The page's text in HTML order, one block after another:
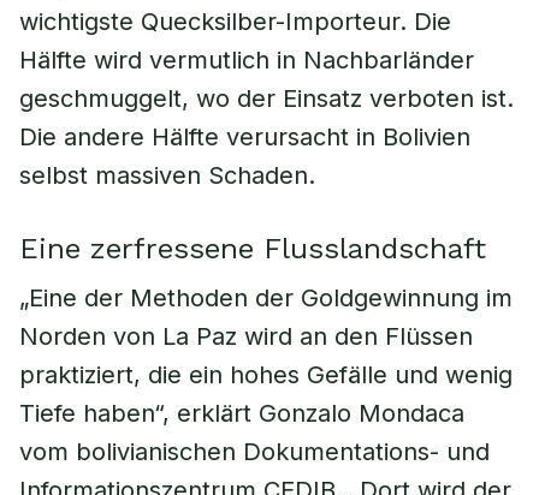
wichtigste Quecksilber-Importeur. Die
Hälfte wird vermutlich in Nachbarländer
geschmuggelt, wo der Einsatz verboten ist.
Die andere Hälfte verursacht in Bolivien
selbst massiven Schaden.
Eine zerfressene Flusslandschaft
„Eine der Methoden der Goldgewinnung im
Norden von La Paz wird an den Flüssen
praktiziert, die ein hohes Gefälle und wenig
Tiefe haben“, erklärt Gonzalo Mondaca
vom bolivianischen Dokumentations- und